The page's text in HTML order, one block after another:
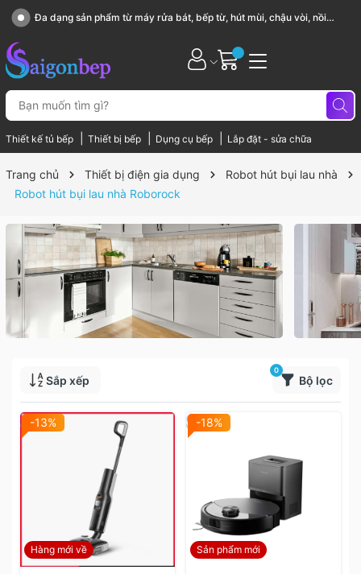
Đa dạng sản phẩm từ máy rửa bát, bếp từ, hút mùi, chậu vòi, nồi
chảo...
Thiết kế tủ bếp Thiết bị bếp Dụng cụ bếp Lắp đặt - sửa chữa
Trang chủ Thiết bị điện gia dụng
Robot hút bụi lau nhà
Robot hút bụi lau nhà Roborock
Sắp xếp Bộ lọc
0
Hàng mới về
-13%
Sản phẩm mới
-18%